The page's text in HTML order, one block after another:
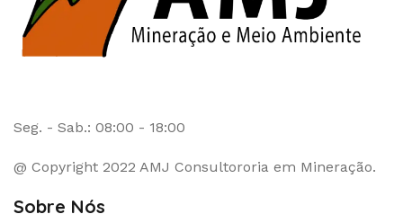
Seg. - Sab.: 08:00 - 18:00
@ Copyright 2022 AMJ Consultororia em Mineração.
Sobre Nós